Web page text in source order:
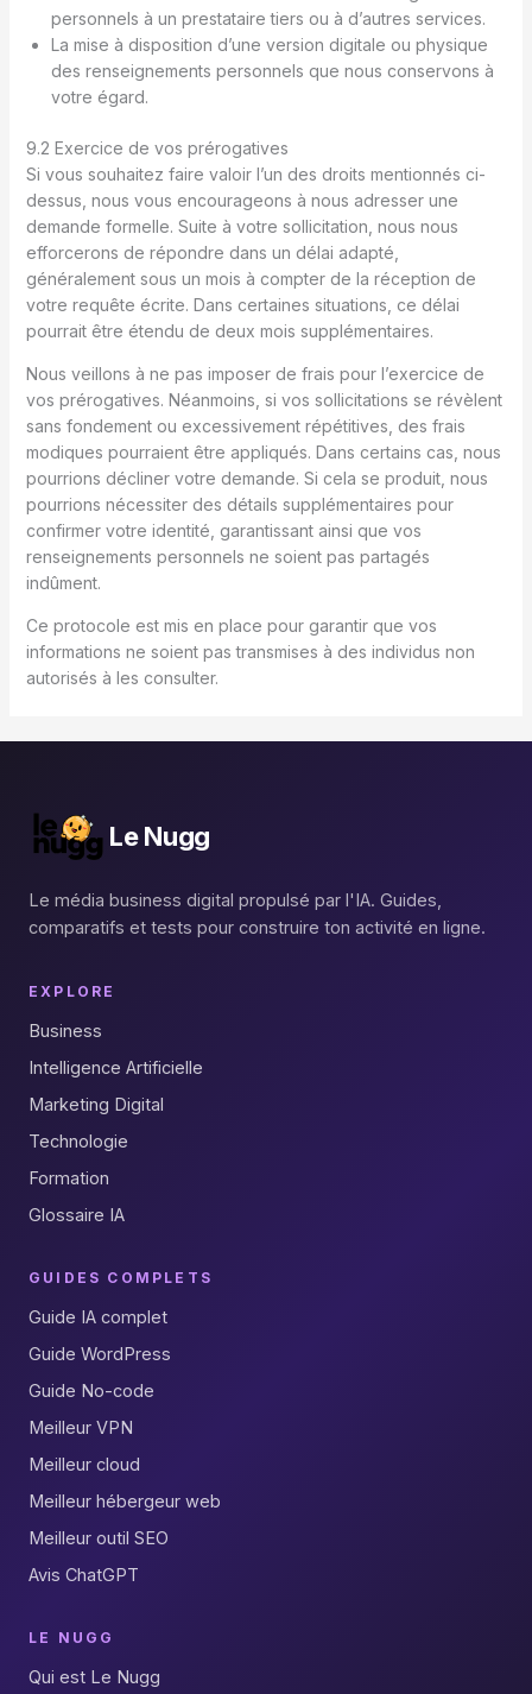
personnels à un prestataire tiers ou à d’autres services.
La mise à disposition d’une version digitale ou physique
des renseignements personnels que nous conservons à
votre égard.
9.2 Exercice de vos prérogatives
Si vous souhaitez faire valoir l’un des droits mentionnés ci-
dessus, nous vous encourageons à nous adresser une
demande formelle. Suite à votre sollicitation, nous nous
efforcerons de répondre dans un délai adapté,
généralement sous un mois à compter de la réception de
votre requête écrite. Dans certaines situations, ce délai
pourrait être étendu de deux mois supplémentaires.
Nous veillons à ne pas imposer de frais pour l’exercice de
vos prérogatives. Néanmoins, si vos sollicitations se révèlent
sans fondement ou excessivement répétitives, des frais
modiques pourraient être appliqués. Dans certains cas, nous
pourrions décliner votre demande. Si cela se produit, nous
pourrions nécessiter des détails supplémentaires pour
confirmer votre identité, garantissant ainsi que vos
renseignements personnels ne soient pas partagés
indûment.
Ce protocole est mis en place pour garantir que vos
informations ne soient pas transmises à des individus non
autorisés à les consulter.
Le Nugg
Le média business digital propulsé par l'IA. Guides,
comparatifs et tests pour construire ton activité en ligne.
EXPLORE
Business
Intelligence Artificielle
Marketing Digital
Technologie
Formation
Glossaire IA
GUIDES COMPLETS
Guide IA complet
Guide WordPress
Guide No-code
Meilleur VPN
Meilleur cloud
Meilleur hébergeur web
Meilleur outil SEO
Avis ChatGPT
LE NUGG
Qui est Le Nugg